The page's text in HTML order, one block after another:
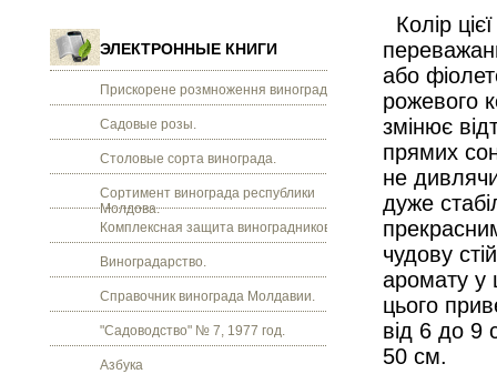
ЭЛЕКТРОННЫЕ КНИГИ
Прискорене розмноження винограду.
Садовые розы.
Столовые сорта винограда.
Сортимент винограда республики
Молдова.
Комплексная защита виноградников.
Виноградарство.
Справочник винограда Молдавии.
"Садоводство" № 7, 1977 год.
Азбука
Колір
або
рожевого
змінює
прямих
не
дуже
чудову
аромату у
цього
від 6 до 9
50 см.